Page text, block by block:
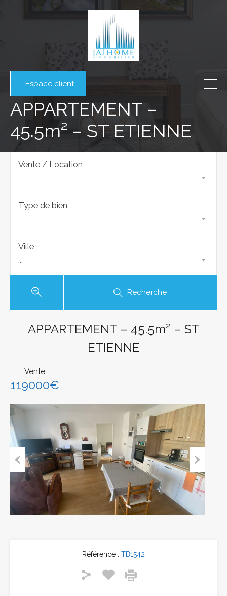
Espace client
APPARTEMENT –
45.5m² – ST ETIENNE
Vente / Location
...
Type de bien
...
Ville
...
Recherche
APPARTEMENT – 45.5m² – ST
ETIENNE
Vente
119000€
Previous Next
Référence : TB1542